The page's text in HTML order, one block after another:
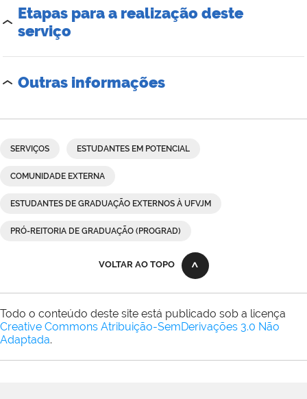
Etapas para a realização deste
serviço
Outras informações
SERVIÇOS ESTUDANTES EM POTENCIAL
COMUNIDADE EXTERNA
ESTUDANTES DE GRADUAÇÃO EXTERNOS À UFVJM
PRÓ-REITORIA DE GRADUAÇÃO (PROGRAD)
VOLTAR AO TOPO
Todo o conteúdo deste site está publicado sob a licença
Creative Commons Atribuição-SemDerivações 3.0 Não
Adaptada.